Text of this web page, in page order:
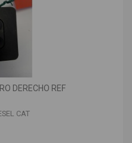
DERECHO REF
CAT